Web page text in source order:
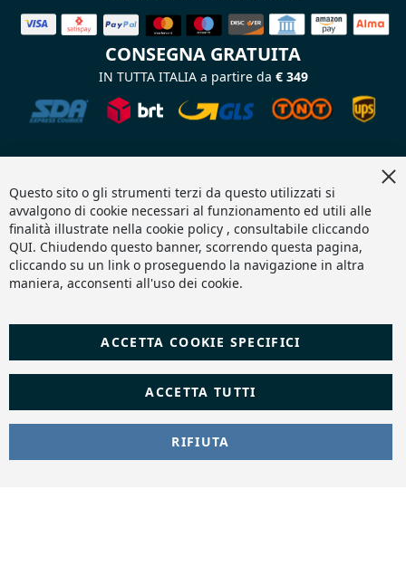
CONSEGNA GRATUITA
IN TUTTA ITALIA a partire da € 349
sociale 10.000€ i.v. - P.iva e C.F 05924510653 - REA SA-484254 -
PEC:hts@pecaruba.it
Copyright 2024 © |DF Solution | Web Agency Magento
Slashto Web Design
Questo sito o gli strumenti terzi da questo utilizzati si
avvalgono di cookie necessari al funzionamento ed utili alle
finalità illustrate nella cookie policy , consultabile cliccando
QUI. Chiudendo questo banner, scorrendo questa pagina,
cliccando su un link o proseguendo la navigazione in altra
maniera, acconsenti all'uso dei cookie.
ACCETTA TUTTI
ACCETTA COOKIE SPECIFICI
RIFIUTA